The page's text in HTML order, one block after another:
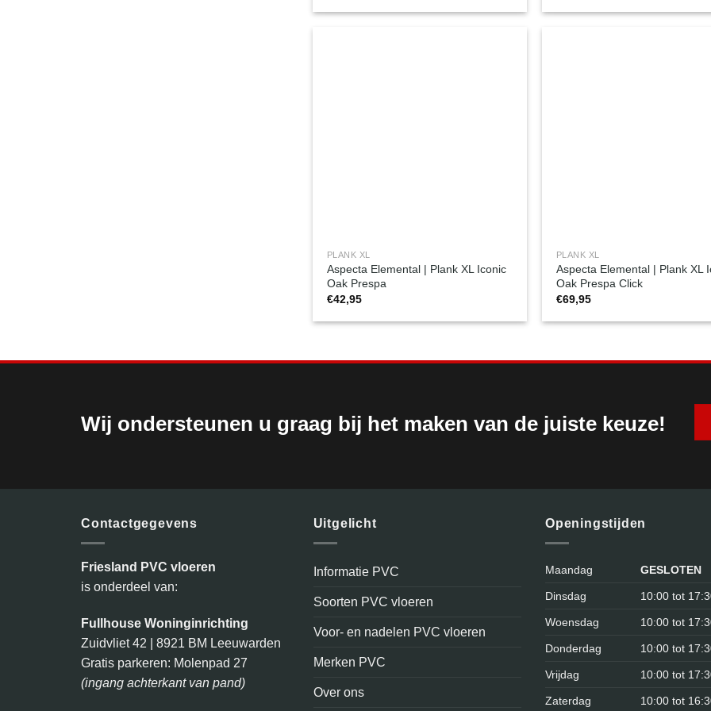
PLANK XL
Aspecta Elemental | Plank XL Iconic
Oak Prespa
€42,95
PLANK XL
Aspecta Elemental | Plank XL
Oak Prespa Click
€69,95
Wij ondersteunen u graag bij het maken van de juiste keuze!
Contactgegevens
Friesland PVC vloeren
is onderdeel van:
Fullhouse Woninginrichting
Zuidvliet 42 | 8921 BM Leeuwarden
Gratis parkeren: Molenpad 27
(ingang achterkant van pand)
Uitgelicht
Informatie PVC
Soorten PVC vloeren
Voor- en nadelen PVC vloeren
Merken PVC
Over ons
Openingstijden
Maandag GESLOTEN
Dinsdag 10:00 tot
Woensdag 10:00 tot
Donderdag 10:00 tot
Vrijdag 10:00 tot
Zaterdag 10:00 tot